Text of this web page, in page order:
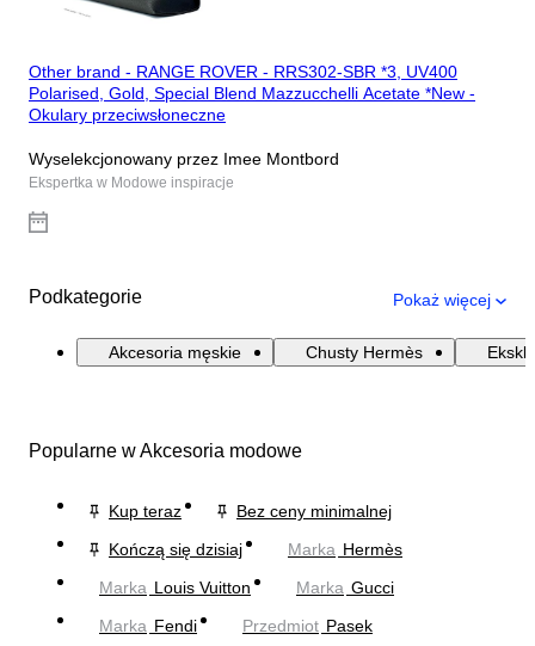
Other brand - RANGE ROVER - RRS302-SBR *3, UV400
Polarised, Gold, Special Blend Mazzucchelli Acetate *New -
Okulary przeciwsłoneczne
Wyselekcjonowany przez Imee Montbord
Ekspertka w Modowe inspiracje
Podkategorie Pokaż więcej
Akcesoria męskie Chusty Hermès
Popularne w Akcesoria modowe
Kup teraz
Bez ceny minimalnej
Kończą się dzisiaj
Marka Hermès
Marka Louis Vuitton Marka Gucci
Marka Fendi Przedmiot Pasek